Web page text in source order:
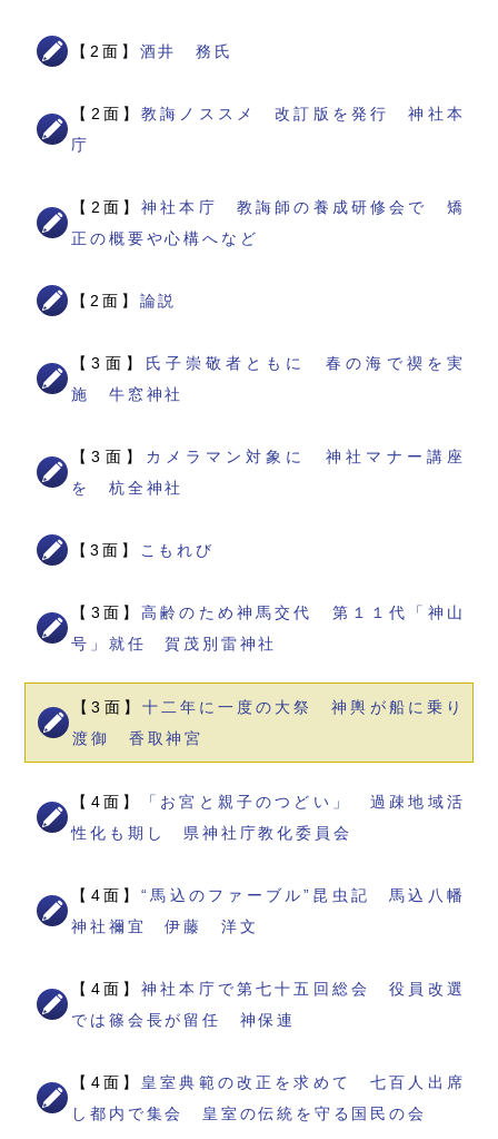
【2面】 酒井 務氏
【2面】教誨ノススメ 改訂版を発行 神社本
庁
【2面】神社本庁 教誨師の養成研修会で 矯
正の概要や心構へなど
【2面】 論説
【3面】 氏子崇敬者ともに 春の海で禊を実
施 牛窓神社
【3面】 カメラマン対象に 神社マナー講座
を 杭全神社
【3面】 こもれび
【3面】高齢のため神馬交代 第１１代「神山
号」就任 賀茂別雷神社
【3面】 十二年に一度の大祭 神輿が船に乗り
渡御 香取神宮
【4面】
「お宮と親子のつどい」 過疎地域活
性化も期し 県神社庁教化委員会
【4面】“馬込のファーブル”昆虫記 馬込八幡
神社禰宜 伊藤 洋文
【4面】神社本庁で第七十五回総会 役員改選
では篠会長が留任 神保連
【4面】 皇室典範の改正を求めて 七百人出席
し都内で集会 皇室の伝統を守る国民の会